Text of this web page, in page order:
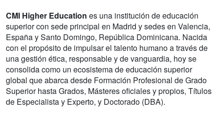
CMI Higher Education es una institución de educación
superior con sede principal en Madrid y sedes en Valencia,
España y Santo Domingo, República Dominicana. Nacida
con el propósito de impulsar el talento humano a través de
una gestión ética, responsable y de vanguardia, hoy se
consolida como un ecosistema de educación superior
global que abarca desde Formación Profesional de Grado
Superior hasta Grados, Másteres oficiales y propios, Títulos
de Especialista y Experto, y Doctorado (DBA).